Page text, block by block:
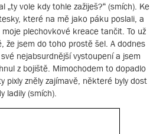
„ty vole kdy tohle zažiješ?“ (smích). Ke
které na mě jako páku poslali, a
plechovkové kreace tančit. To už
že jsem do toho prostě šel. A dodnes
nejabsurdnější vystoupení a jsem
z bojiště. Mimochodem to dopadlo
pixly zněly zajímavě, některé byly dost
ladily (smích).